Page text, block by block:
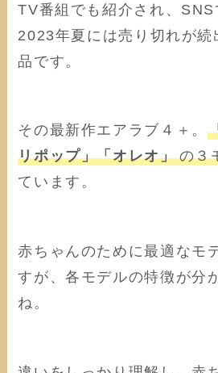
TV番組でも紹介され、SNS
2023年夏には売り切れが続
品です。
その最新作エアラブ４＋。
リポップ」「オレオ」 の３
ています。
赤ちゃんのために最適なモ
すが、各モデルの特徴が分
ね。